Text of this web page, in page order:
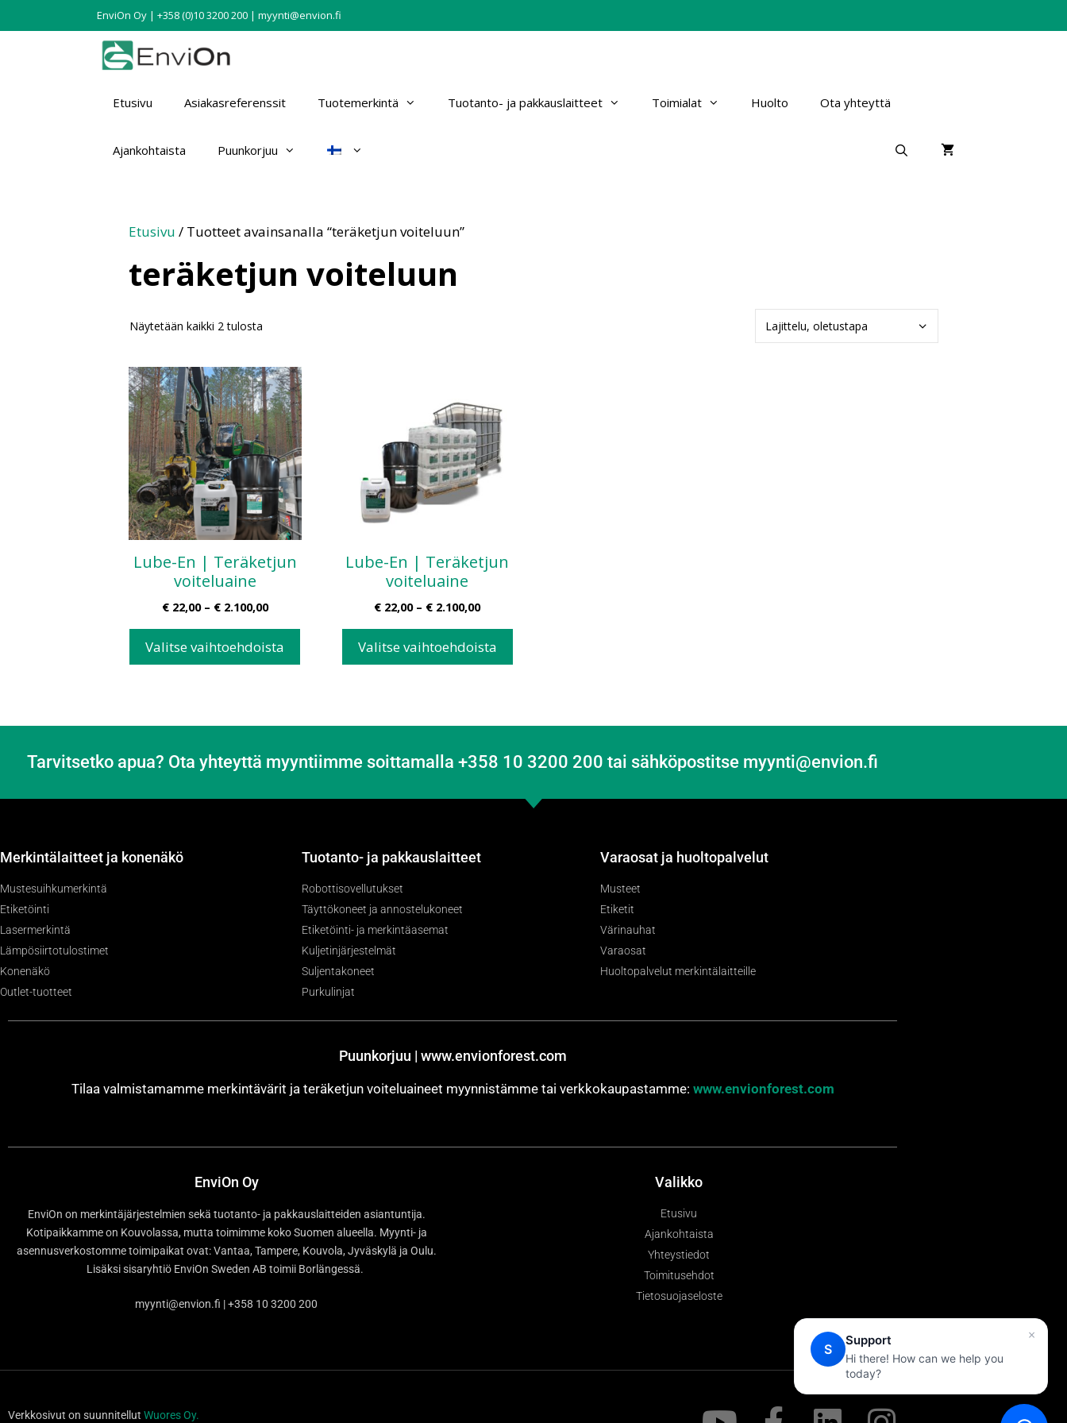
EnviOn Oy | +358 (0)10 3200 200 | myynti@envion.fi
Etusivu Asiakasreferenssit Tuotemerkintä Tuotanto- ja pakkauslaitteet Toimialat Huolto Ota yhteyttä
Ajankohtaista Puunkorjuu
Etusivu / Tuotteet avainsanalla “teräketjun voiteluun”
teräketjun voiteluun
Näytetään kaikki 2 tulosta
Lube-En | Teräketjun
voiteluaine
€22,00 – €2.100,00
Valitse vaihtoehdoista
Lube-En | Teräketjun
voiteluaine
€ 22,00 – € 2.100,00
Valitse vaihtoehdoista
Tarvitsetko apua? Ota yhteyttä myyntiimme soittamalla +358 10 3200 200 tai sähköpostitse myynti@envion.fi
Merkintälaitteet ja konenäkö
Mustesuihkumerkintä
Etiketöinti
Lasermerkintä
Lämpösiirtotulostimet
Konenäkö
Outlet-tuotteet
Tuotanto- ja pakkauslaitteet
Robottisovellutukset
Täyttökoneet ja annostelukoneet
Etiketöinti- ja merkintäasemat
Kuljetinjärjestelmät
Suljentakoneet
Purkulinjat
Varaosat ja huoltopalvelut
Musteet
Etiketit
Värinauhat
Varaosat
Huoltopalvelut merkintälaitteille
Puunkorjuu | www.envionforest.com
Tilaa valmistamamme merkintävärit ja teräketjun voiteluaineet myynnistämme tai verkkokaupastamme: www.envionforest.com
EnviOn Oy
EnviOn on merkintäjärjestelmien sekä tuotanto- ja pakkauslaitteiden asiantuntija.
Kotipaikkamme on Kouvolassa, mutta toimimme koko Suomen alueella. Myynti- ja
asennusverkostomme toimipaikat ovat: Vantaa, Tampere, Kouvola, Jyväskylä ja Oulu.
Lisäksi sisaryhtiö EnviOn Sweden AB toimii Borlängessä.
myynti@envion.fi | +358 10 3200 200
Valikko
Etusivu
Ajankohtaista
Yhteystiedot
Toimitusehdot
Tietosuojaseloste
Verkkosivut on suunnitellut Wuores Oy.
×
S
Support
Hi there! How can we help you
today?